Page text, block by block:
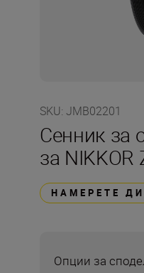
SKU: JMB02201
Сенник за
за
НАМЕРЕТЕ
Опции за